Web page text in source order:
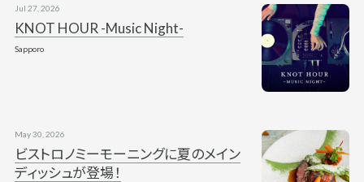
KNOT HOUR -Music Night-
Jul 27, 2026
Sapporo
ビストロノミーモーニングに夏のメイン
ディッシュが登場！
May 30, 2026